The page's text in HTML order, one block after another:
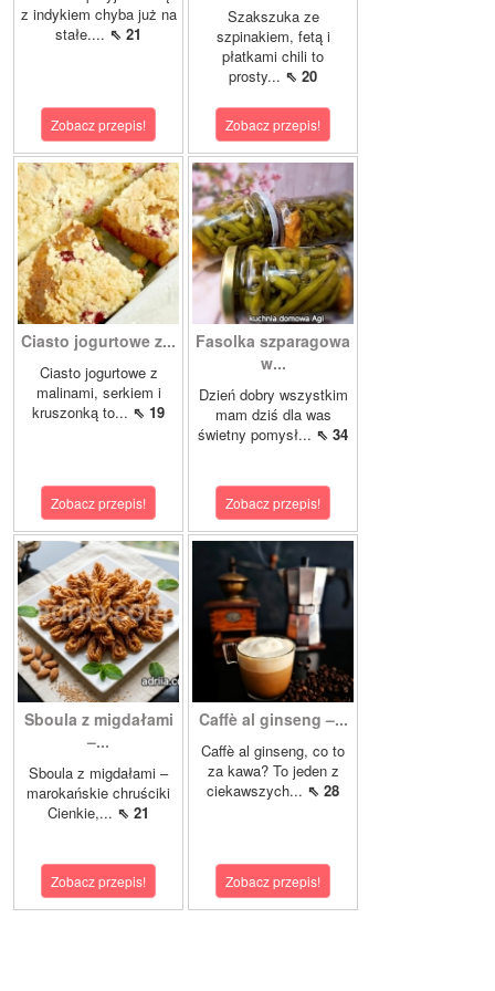
z indykiem chyba już na
stałe.... ⇖ 21
Zobacz przepis!
Szakszuka ze
szpinakiem, fetą i
płatkami chili to
prosty... ⇖ 20
Zobacz przepis!
Ciasto jogurtowe z...
Ciasto jogurtowe z
malinami, serkiem i
kruszonką to... ⇖ 19
Zobacz przepis!
Fasolka szparagowa
w...
Dzień dobry wszystkim
mam dziś dla was
świetny pomysł... ⇖ 34
Zobacz przepis!
Sboula z migdałami
–...
Sboula z migdałami –
marokańskie chruściki
Cienkie,... ⇖ 21
Zobacz przepis!
Caffè al ginseng –...
Caffè al ginseng, co to
za kawa? To jeden z
ciekawszych... ⇖ 28
Zobacz przepis!